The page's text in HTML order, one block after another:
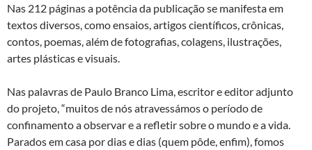
Nas 212 páginas a potência da publicação se manifesta em
textos diversos, como ensaios, artigos científicos, crônicas,
contos, poemas, além de fotografias, colagens, ilustrações,
artes plásticas e visuais.
Nas palavras de Paulo Branco Lima, escritor e editor adjunto
do projeto, “muitos de nós atravessámos o período de
confinamento a observar e a refletir sobre o mundo e a vida.
Parados em casa por dias e dias (quem pôde, enfim), fomos